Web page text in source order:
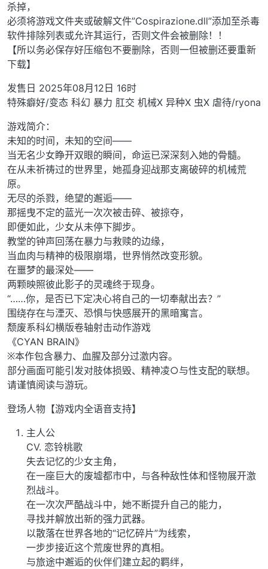
杀掉，
必须将游戏文件夹或破解文件”Cospirazione.dll”添加至杀毒
软件排除列表或允许其运行，否则文件会被删除！！
【所以务必保存好压缩包不要删除，否则一但被删还要重新
下载】
发售日 2025年08月12日 16时
特殊癖好/变态 科幻 暴力 肛交 机械X 异种X 虫X 虐待/ryona
游戏简介：
未知的时间，未知的空间——
当无名少女睁开双眼的瞬间，命运已深深刻入她的骨髓。
在从未祈祷过的世界里，她孤身迎战那支离破碎的机械荒
原。
无尽的杀戮，绝望的邂逅——
那摇曳不定的蓝光一次次被击碎、被掠夺，
即便如此，少女从未停下脚步。
教堂的钟声回荡在暴力与救赎的边缘，
当血肉与精神的极限崩塌，世界悄然改变形貌。
在噩梦的最深处——
两颗映照彼此影子的灵魂终于现身。
“……你，是否已下定决心将自己的一切奉献出去？”
围绕存在与湮灭、恐惧与快感展开的黑暗寓言。
颓废系科幻横版卷轴射击动作游戏
《CYAN BRAIN》
※本作包含暴力、血腥及部分过激内容。
部分画面可能引发对肢体损毁、精神凌○与性支配的联想。
请谨慎阅读与游玩。
登场人物【游戏内全语音支持】
主人公
CV. 恋铃桃歌
失去记忆的少女主角，
在一座巨大的废墟都市中，与各种敌性体和怪物展开激
烈战斗。
在一次次严酷战斗中，她不断提升自己的能力，
寻找并解放出新的强力武器。
以散落在世界各地的“记忆碎片”为线索，
一步步接近这个荒废世界的真相。
与旅途中邂逅的伙伴们建立起的羁绊，